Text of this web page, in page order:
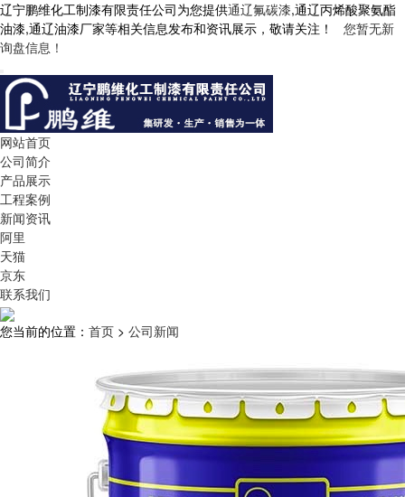
辽宁鹏维化工制漆有限责任公司为您提供通辽氟碳漆,通辽丙烯酸聚氨酯
油漆,通辽油漆厂家等相关信息发布和资讯展示，敬请关注！ 您暂无新
询盘信息！
网站首页
公司简介
产品展示
工程案例
新闻资讯
阿里
天猫
京东
联系我们
您当前的位置： 首页 > 公司新闻